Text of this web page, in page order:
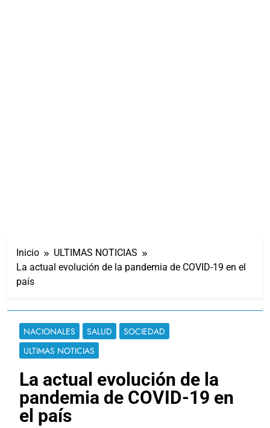
Inicio
ULTIMAS NOTICIAS
La actual evolución de la pandemia de COVID-19 en el
país
NACIONALES SALUD
SOCIEDAD
ULTIMAS NOTICIAS
La actual evolución de la
pandemia de COVID-19 en
el país